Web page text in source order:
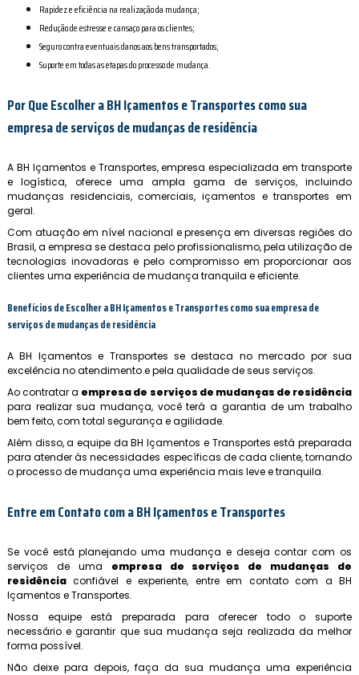
Rapidez e eficiência na realização da mudança;
Redução de estresse e cansaço para os clientes;
Seguro contra eventuais danos aos bens transportados;
Suporte em todas as etapas do processo de mudança.
Por Que Escolher a BH Içamentos e Transportes como sua
empresa de serviços de mudanças de residência
A BH Içamentos e Transportes, empresa especializada em transporte
e logística, oferece uma ampla gama de serviços, incluindo
mudanças residenciais, comerciais, içamentos e transportes em
geral.
Com atuação em nível nacional e presença em diversas regiões do
Brasil, a empresa se destaca pelo profissionalismo, pela utilização de
tecnologias inovadoras e pelo compromisso em proporcionar aos
clientes uma experiência de mudança tranquila e eficiente.
Benefícios de Escolher a BH Içamentos e Transportes como suaempresa de
serviços de mudanças de residência
A BH Içamentos e Transportes se destaca no mercado por sua
excelência no atendimento e pela qualidade de seus serviços.
Ao contratar a empresa de serviços de mudanças de residência
para realizar sua mudança, você terá a garantia de um trabalho
bem feito, com total segurança e agilidade.
Além disso, a equipe da BH Içamentos e Transportes está preparada
para atender às necessidades específicas de cada cliente, tornando
o processo de mudança uma experiência mais leve e tranquila.
Entre em Contato com a BH Içamentos e Transportes
Se você está planejando uma mudança e deseja contar com os
serviços de uma empresa de serviços de mudanças de
residência confiável e experiente, entre em contato com a BH
Içamentos e Transportes.
Nossa equipe está preparada para oferecer todo o suporte
necessário e garantir que sua mudança seja realizada da melhor
forma possível.
Não deixe para depois, faça da sua mudança uma experiência